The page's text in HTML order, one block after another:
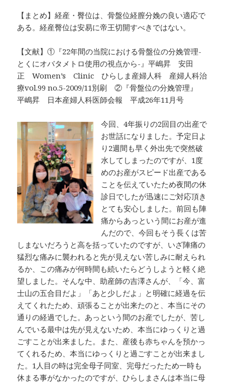
【まとめ】経産・臀位は、骨盤位経膣分娩の良い適応で
ある。経産臀位は安易に帝王切開すべきではない。
【文献】①『22年間の当院における骨盤位の分娩管理-
とくにオバタメトロ使用の視点から-』平嶋昇 安田
正 Women’s Clinic ひらしま産婦人科 産婦人科治
療vol.99 no.5-2009/11別刷 ②『骨盤位の分娩管理』
平嶋昇 日本産婦人科医師会報 平成26年11月号
今回、4年振りの2回目の出産で
お世話になりました。予定日よ
り2週間も早く外出先で突然破
水してしまったのですが、1度
めのお産がスピード出産である
ことを伝えていたため夜間の休
診日でしたが迅速にご対応頂き
とても安心しました。前回も陣
痛からあっという間にお産が進
んだので、今回もそう長くは苦
しまないだろうと高を括っていたのですが、いざ陣痛の
猛烈な痛みに襲われると先が見えない苦しみに耐えられ
るか、この痛みが何時間も続いたらどうしようと軽く絶
望しました。そんな中、助産師の吉澤さんが、「今、富
士山の五合目だよ」「あと少しだよ」と明確に経過を伝
えてくれたため、頑張ることが出来たのと、本当にその
通りの経過でした。あっという間のお産でしたが、苦し
んでいる最中は先が見えないため、本当にゆっくりと過
ごすことが出来ました。また、産後も赤ちゃんを預かっ
てくれるため、本当にゆっくりと過ごすことが出来まし
た。1人目の時は完全母子同室、完母だったため一時も
休まる事がなかったのですが、ひらしまさんは本当に母